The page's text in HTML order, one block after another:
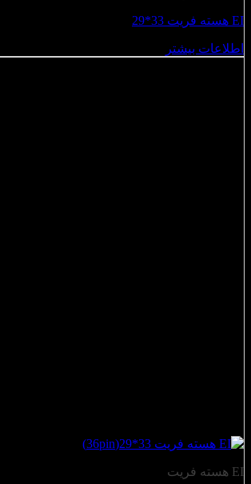
EI هسته فریت 33*29
اطلاعات بیشتر
EI هسته فریت